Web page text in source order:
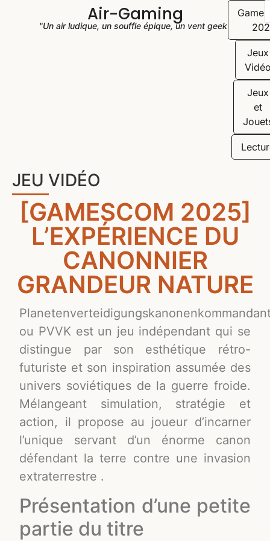
Air-Gaming
"Un air ludique, un souffle épique, un vent geek"
Jeux
Jeux
et
JEU VIDÉO
[GAMESCOM 2025]
L’EXPÉRIENCE DU
CANONNIER
GRANDEUR NATURE
ou PVVK est un jeu indépendant qui se
distingue par son esthétique rétro-
futuriste et son inspiration assumée des
univers soviétiques de la guerre froide.
Mélangeant simulation, stratégie et
action, il propose au joueur d’incarner
l’unique servant d’un énorme canon
défendant la terre contre une invasion
extraterrestre .
Présentation d’une petite
partie du titre